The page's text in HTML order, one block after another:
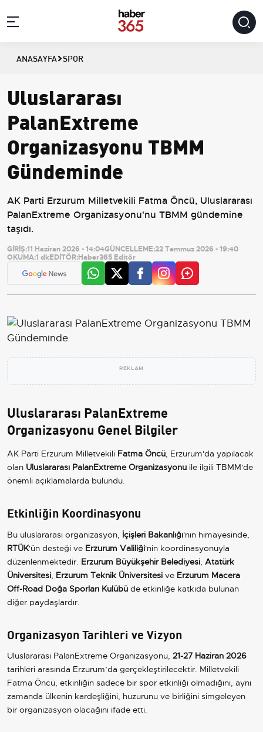
ANASAYFA SPOR
Uluslararası
PalanExtreme
Organizasyonu TBMM
Gündeminde
AK Parti Erzurum Milletvekili Fatma Öncü, Uluslararası
PalanExtreme Organizasyonu'nu TBMM gündemine
taşıdı.
GİRİŞ:11 Haziran 2026 - 14:04GÜNCELLEME:22 Temmuz 2026 - 19:40
OKUMA:1 dkEDİTÖR:Haber365 Editör
REKLAM
Uluslararası PalanExtreme
Organizasyonu Genel Bilgiler
AK Parti Erzurum Milletvekili Fatma Öncü, Erzurum'da yapılacak
olan Uluslararası PalanExtreme Organizasyonu ile ilgili TBMM'de
önemli açıklamalarda bulundu.
Etkinliğin Koordinasyonu
Bu uluslararası organizasyon, İçişleri Bakanlığı'nın himayesinde,
RTÜK'ün desteği ve Erzurum Valiliği'nin koordinasyonuyla
düzenlenmektedir. Erzurum Büyükşehir Belediyesi Atatürk
Üniversitesi Erzurum Teknik Üniversitesi ve Erzurum Macera
Off-Road Doğa Sporları Kulübü de etkinliğe katkıda bulunan
diğer paydaşlardır.
Organizasyon Tarihleri ve Vizyon
Uluslararası PalanExtreme Organizasyonu, 21-27 Haziran 2026
tarihleri arasında Erzurum’da gerçekleştirilecektir. Milletvekili
Fatma Öncü, etkinliğin sadece bir spor etkinliği olmadığını, aynı
zamanda ülkenin kardeşliğini, huzurunu ve birliğini simgeleyen
bir organizasyon olacağını ifade etti.